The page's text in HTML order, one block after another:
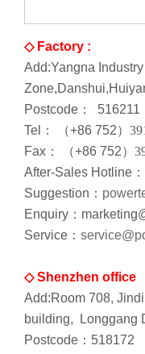
◇Factory :
Add:Yangna Industry
Postcode： 516211
Tel： （+86 752）
Fax： （+86 752）
After-Sales Hotline
Suggestion：
Enquiry：
Service：
◇ Shenzhen office
Add:Room 708,
building, Longgang
Postcode：518172